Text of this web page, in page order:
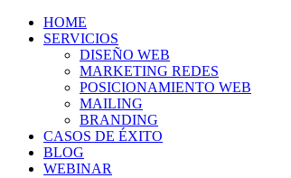
HOME
SERVICIOS
DISEÑO WEB
MARKETING REDES
POSICIONAMIENTO WEB
MAILING
BRANDING
CASOS DE ÉXITO
BLOG
WEBINAR